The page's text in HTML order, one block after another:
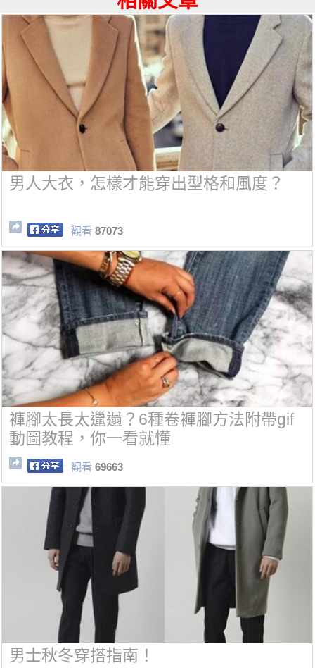
男人大衣，怎樣才能穿出型格和風度？
觀看 87073
褲腳太長太邋遢？6種卷褲腳方法附帶gif
動圖教程，你一看就懂
觀看 69663
男士秋冬穿搭指南！